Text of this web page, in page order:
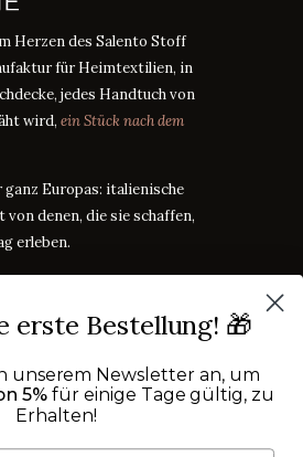
Herzen des Salento Stoff
für Heimtextilien, in
jedes Handtuch von
wird, ein Stück nach dem
ganz Europas: italienische
denen, die sie schaffen,
erleben.
erste Bestellung! 🎁
unserem Newsletter an, um
5% für einige Tage gültig, zu
Erhalten!